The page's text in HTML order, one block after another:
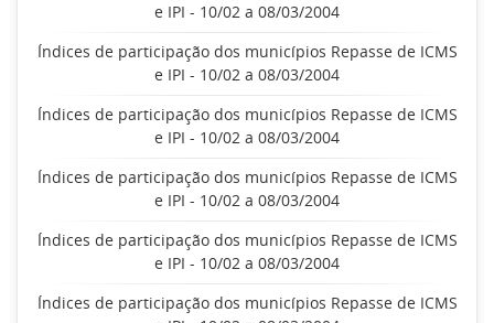
e IPI - 10/02 a 08/03/2004
Índices de participação dos municípios Repasse de ICMS
e IPI - 10/02 a 08/03/2004
Índices de participação dos municípios Repasse de ICMS
e IPI - 10/02 a 08/03/2004
Índices de participação dos municípios Repasse de ICMS
e IPI - 10/02 a 08/03/2004
Índices de participação dos municípios Repasse de ICMS
e IPI - 10/02 a 08/03/2004
Índices de participação dos municípios Repasse de ICMS